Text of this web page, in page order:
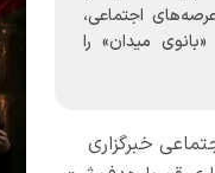
اجتماعی،
میدان» را
خبرگزاری